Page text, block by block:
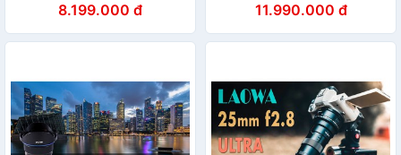
Nikon F, Sony A, Sony FE và
Pentax K
8.199.000 đ
rộng nhất thế giới dành cho
ngàm M4/3 và DJI
11.990.000 đ